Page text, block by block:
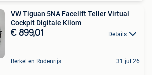
VW Tiguan 5NA Facelift Teller Virtual
Cockpit Digitale Kilom
€ 899,01 Details
Berkel en Rodenrijs 31 jul 26